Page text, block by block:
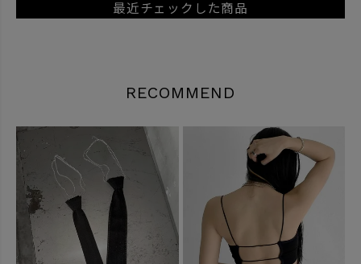
最近チェックした商品
RECOMMEND